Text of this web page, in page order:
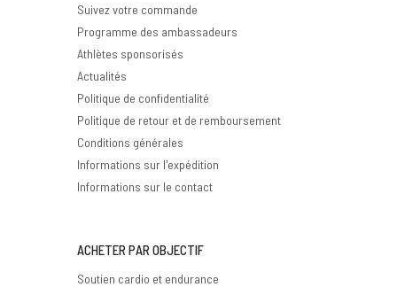
Suivez votre commande
Programme des ambassadeurs
Athlètes sponsorisés
Actualités
Politique de confidentialité
Politique de retour et de remboursement
Conditions générales
Informations sur l'expédition
Informations sur le contact
ACHETER PAR OBJECTIF
Soutien cardio et endurance